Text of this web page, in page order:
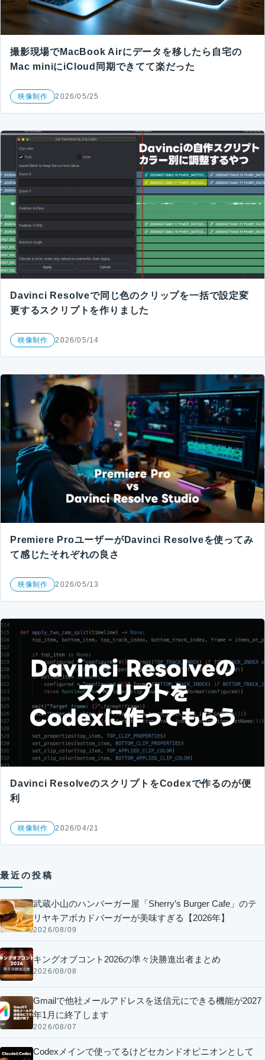
撮影現場でMacBook Airにデータを移したら自宅の
Mac miniにiCloud同期できてて楽だった
映像制作 2026/05/25
Davinci Resolveで同じ色のクリップを一括で設定変
更するスクリプトを作りました
映像制作 2026/05/14
Premiere ProユーザーがDavinci Resolveを使ってみ
て感じたそれぞれの良さ
映像制作 2026/05/13
Davinci ResolveのスクリプトをCodexで作るのが便
利
映像制作 2026/04/21
最近の投稿
武蔵小山のハンバーガー屋「Sherry’s Burger Cafe」のテ
リヤキアボカドバーガーが美味すぎる【2026年】
2026/08/09
キングオブコント2026の準々決勝進出者まとめ
2026/08/08
Gmailで他社メールアドレスを送信元にできる機能が2027
年1月に終了します
2026/08/07
Codexメインで使ってるけどセカンドオピニオンとして